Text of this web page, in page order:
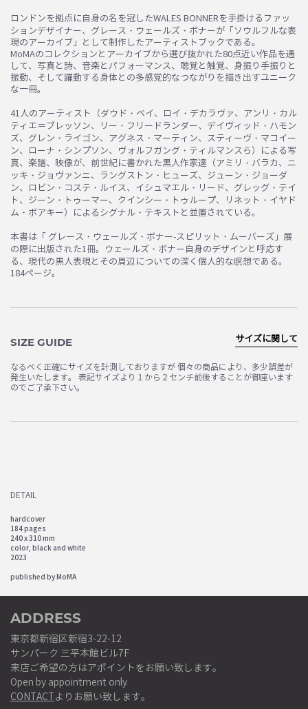
ロンドンを拠点に自身の名を冠したWALES BONNERを手掛けるファッ
ションデザイナー、グレース・ウェールズ・ボナーが「ソウルフルな表
現のアーカイブ」として制作したアーティストブックである。
MoMAのコレクションとアーカイブから選び抜かれた80点近い作品を通
して、写真と詩、音楽とパフォーマンス、聴覚と触覚、身振り手振りと
振動、そして躍動する身体との多感覚的なつながりを描き出すユニーク
な一冊。
41人のアーティスト（ダウド・ベイ、ロイ・デカラヴァ、アンリ・カル
ティエ＝ブレッソン、リー・フリードランダー、デイヴィッド・ハモン
ズ、グレン・ライゴン、アグネス・マーティン、スティーヴ・マコイー
ン、ローナ・シンプソン、ヴォルフガング・ティルマンスら）による写
真、楽譜、映像が、前世紀に書かれた黒人作家達（アミリ・バラカ、ニ
ッキ・ジョヴァンニ、ラングストン・ヒューズ、ジューン・ジョーダ
ン、ロビン・コステ・ルイス、イシュマエル・リード、グレッグ・テイ
ト、ジーン・トゥーマー、クインシー・トゥループ、リネット・イヤド
ム・ボアキー）によるシグナル・テキストと並置されている。
本書は「 グレース・ウェールズ・ボナー-スピリット・ムーバーズ」展
の際に出版された1冊。ウェールズ・ボナー自身のデザインと呼応す
る、現代の黒人表現とその周辺についての深く個人的な瞑想である。
184ページ。
SIZE GUIDE サイズに関して
なるべく正確にサイズを計測しておりますが 個々の商品により、多少誤差が
発生いたします。 表記サイズより１から２センチ前後することが御座います
のでご了承下さい。
DETAIL
hardcover
184 pages
240 x 310 mm
color, black and white
2023
published by MoMA
お買い物を続ける カートへ進む
ADDRESS
東京都新宿区新宿3-22-12
サンパーク 三平本館ビル7F
来店ご希望の方はアポイントをお願い致します。
Open by appointment only
CONTACTよりお願い致します。